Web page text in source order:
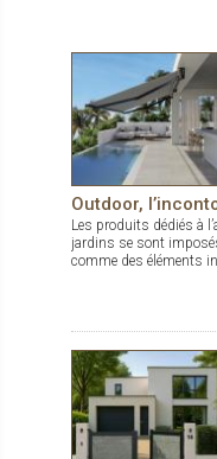
Outdoor,
Les produits dédiés à
jardins se sont
comme des éléments